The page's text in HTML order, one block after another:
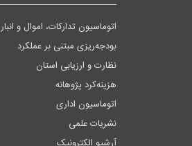
اتوماسیون تدارکات، اموال و انبار
بودجه‌ریزی مبتنی بر عملکرد
نظارت و ارزیابی استان
هزینه‌کرد پژوهانه
اتوماسیون اداری
نشریات علمی